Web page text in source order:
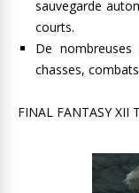
sauvegarde
courts.
De
chasses,
FINAL FANTASY XII